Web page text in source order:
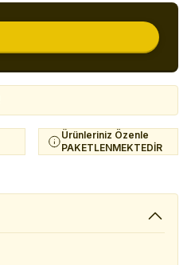
Ürünleriniz Özenle
PAKETLENMEKTEDİR